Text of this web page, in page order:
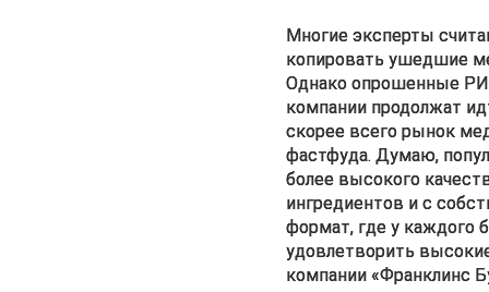
Многие эксперты
копировать ушедшие
Однако опрошенные
компании продолжат
скорее всего рынок
фастфуда. Думаю,
более высокого
ингредиентов и с
формат, где у каждого
удовлетворить
компании «Франклинс